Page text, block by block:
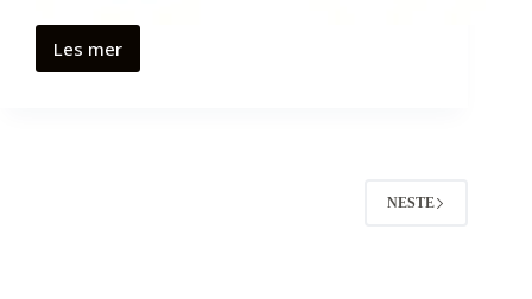
Les mer
NESTE